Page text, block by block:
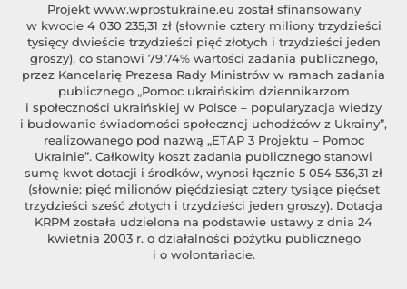
Projekt www.wprostukraine.eu został sfinansowany
w kwocie 4 030 235,31 zł (słownie cztery miliony trzydzieści
tysięcy dwieście trzydzieści pięć złotych i trzydzieści jeden
groszy), co stanowi 79,74% wartości zadania publicznego,
przez Kancelarię Prezesa Rady Ministrów w ramach zadania
publicznego „Pomoc ukraińskim dziennikarzom
i społeczności ukraińskiej w Polsce – popularyzacja wiedzy
i budowanie świadomości społecznej uchodźców z Ukrainy”,
realizowanego pod nazwą „ETAP 3 Projektu – Pomoc
Ukrainie”. Całkowity koszt zadania publicznego stanowi
sumę kwot dotacji i środków, wynosi łącznie 5 054 536,31 zł
(słownie: pięć milionów pięćdziesiąt cztery tysiące pięćset
trzydzieści sześć złotych i trzydzieści jeden groszy). Dotacja
KRPM została udzielona na podstawie ustawy z dnia 24
kwietnia 2003 r. o działalności pożytku publicznego
i o wolontariacie.